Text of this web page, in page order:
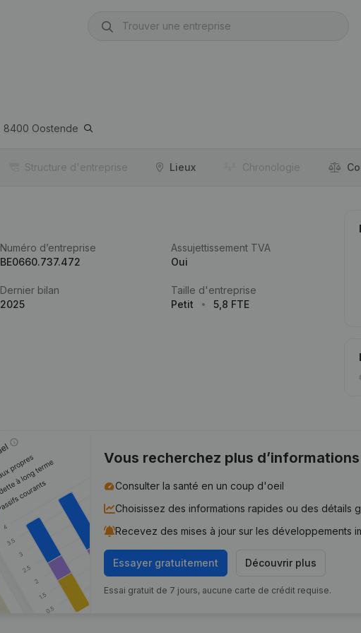
8400 Oostende
Structure d'entreprise Lieux Chronologie
Numéro d’entreprise
BE0660.737.472
Assujettissement TVA
Oui
Dernier bilan
2025
Taille d'entreprise
Petit
5,8 FTE
Vous recherchez plus
Consulter la santé en un coup d'oeil
Choisissez des informations rapides ou des détails
Recevez des mises à jour sur les développements
Essayer gratuitement Découvrir plus
Essai gratuit de 7 jours, aucune carte de crédit requise.